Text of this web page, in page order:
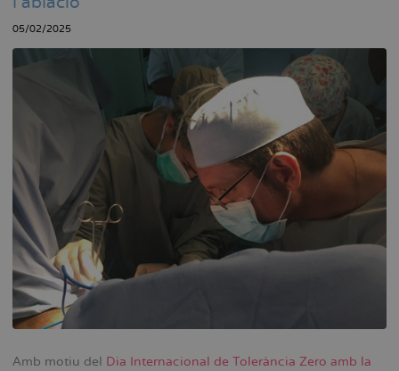
05/02/2025
Amb motiu del Dia Internacional de Tolerància Zero amb la